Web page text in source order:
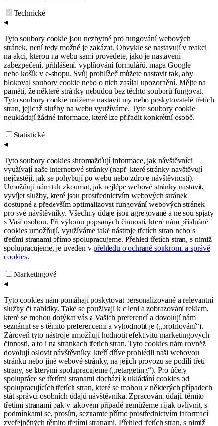
Technické
◂
Tyto soubory cookie jsou nezbytné pro fungování webových
stránek, není tedy možné je zakázat. Obvykle se nastavují v reakci
na akci, kterou na webu sami provedete, jako je nastavení
zabezpečení, přihlášení, vyplňování formulářů, mapa Google
nebo košík v e-shopu. Svůj prohlížeč můžete nastavit tak, aby
blokoval soubory cookie nebo o nich zasílal upozornění. Mějte na
paměti, že některé stránky nebudou bez těchto souborů fungovat.
Tyto soubory cookie můžeme nastavit my nebo poskytovatelé třetích
stran, jejichž služby na webu využíváme. Tyto soubory cookie
neukládají žádné informace, které lze přiřadit konkrétní osobě.
Statistické
◂
Tyto soubory cookies shromažďují informace, jak návštěvníci
využívají naše internetové stránky (např. které stránky navštěvují
nejčastěji, jak se pohybují po webu nebo zdroje návštěvnosti).
Umožňují nám tak zkoumat, jak nejlépe webové stránky nastavit,
vyvíjet služby, které jsou prostřednictvím webových stránek
dostupné a především optimalizovat fungování webových stránek
pro své návštěvníky. Všechny údaje jsou agregované a nejsou spjaty
s Vaší osobou. Při výkonu popsaných činností, které nám příslušné
cookies umožňují, využíváme také nástroje třetích stran nebo s
třetími stranami přímo spolupracujeme. Přehled třetích stran, s nimiž
spolupracujeme, je uveden v přehledu o ochraně soukromí a správě
cookies.
Marketingové
◂
Tyto cookies nám pomáhají poskytovat personalizované a relevantní
služby či nabídky. Také se používají k cílení a zobrazování reklam,
které se mohou dotýkat vás a Vašich preferencí a dovolují nám
seznámit se s těmito preferencemi a vyhodnotit je („profilování“).
Zároveň tyto nástroje umožňují hodnotit efektivitu marketingových
činností, a to i na stránkách třetích stran. Tyto cookies nám rovněž
dovolují oslovit návštěvníky, kteří dříve prohlédli naši webovou
stránku nebo jiné webové stránky, na jejich provozu se podílí třetí
strany, se kterými spolupracujeme („retargeting“). Pro účely
spolupráce se třetími stranami dochází k ukládání cookies od
spolupracujících třetích stran, které se mohou v některých případech
stát správci osobních údajů návštěvníka. Zpracování údajů těmito
třetími stranami pak v takovém případě nemůžeme nijak ovlivnit, s
podmínkami se, prosím, seznamte přímo prostřednictvím informací
zveřejněných těmito třetími stranami. Přehled třetích stran, s nimiž